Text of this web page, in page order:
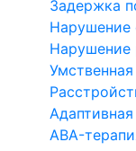
Задержка
Нарушение
Нарушение
ABA-